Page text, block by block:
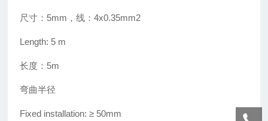
尺寸：5mm，线：4x0.35mm2
Length: 5 m
长度：5m
弯曲半径
Fixed installation: ≥ 50mm